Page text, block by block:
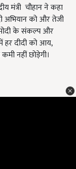
मंत्री चौहान ने कहा
अभियान को और तेजी
मोदी के संकल्प और
हर दीदी को आय,
नहीं छोड़ेगी।